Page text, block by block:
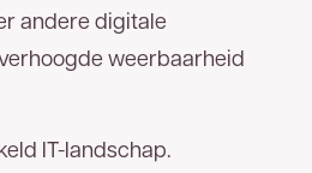
andere digitale
weerbaarheid
IT-landschap.